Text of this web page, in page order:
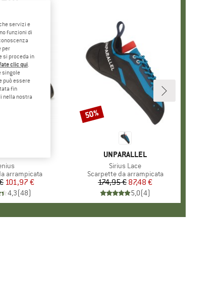
arrampicata
Prezzo
Prezzo ridotto
101,97 €
4,3(48)
MARCHIO
UNPARALLEL
Articolo
Sirius Lace
Gruppo di prodotti
Scarpette da arrampicata
Prezzo
174,95 €Prezzo ridotto
87,48 €
5,0(4)
Sconto
50%
servizi e
funzioni di
per
si proceda in
clic qui.
singole
può essere
fin
nella nostra